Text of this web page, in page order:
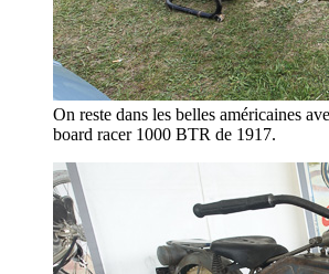
On reste dans les belles américaines
board racer 1000 BTR de 1917.